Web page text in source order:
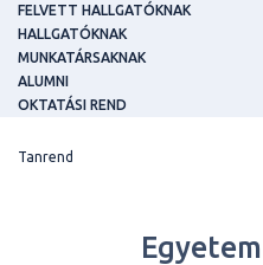
FELVETT HALLGATÓKNAK
HALLGATÓKNAK
MUNKATÁRSAKNAK
ALUMNI
OKTATÁSI REND
Tanrend